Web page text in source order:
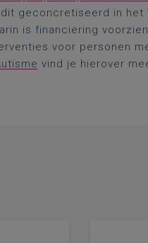
dit geconcretiseerd in het
is financiering
voor personen
vind je hierover